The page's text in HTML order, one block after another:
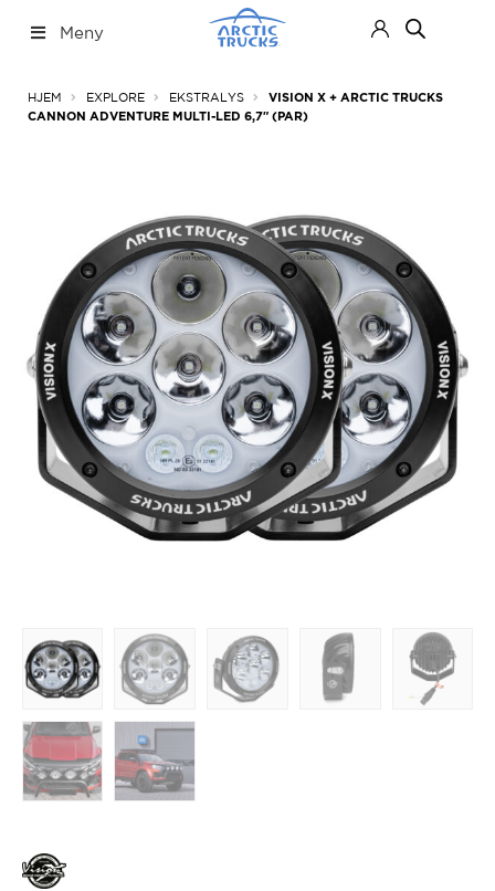
til
til
Meny
ut
HJEM EXPLORE EKSTRALYS
VISION X + ARCTIC TRUCKS
CANNON ADVENTURE MULTI-LED 6,7″ (PAR)